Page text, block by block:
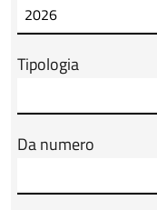
Tipologia
Da numero